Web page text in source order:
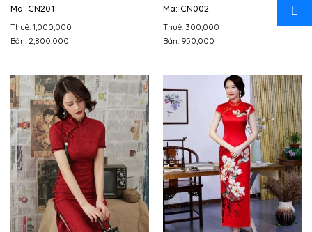
Mã: CN201
Thuê: 1,000,000
Bán: 2,800,000
Mã: CN002
Thuê: 300,000
Bán: 950,000